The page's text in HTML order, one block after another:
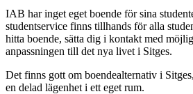
IAB har inget eget boende för sina
studentservice finns tillhands för alla
hitta boende, sätta dig i kontakt med
anpassningen till det nya livet i Sitges.
Det finns gott om boendealternativ i
en delad lägenhet i ett eget rum.